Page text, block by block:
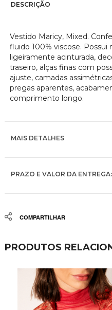
DESCRIÇÃO
Vestido Maricy, Mixed.
fluido 100% viscose.
ligeiramente acinturada,
traseiro, alças finas com
ajuste, camadas
pregas aparentes,
comprimento longo.
MAIS DETALHES
PRAZO E VALOR DA ENTREGA:
Share
PRODUTOS